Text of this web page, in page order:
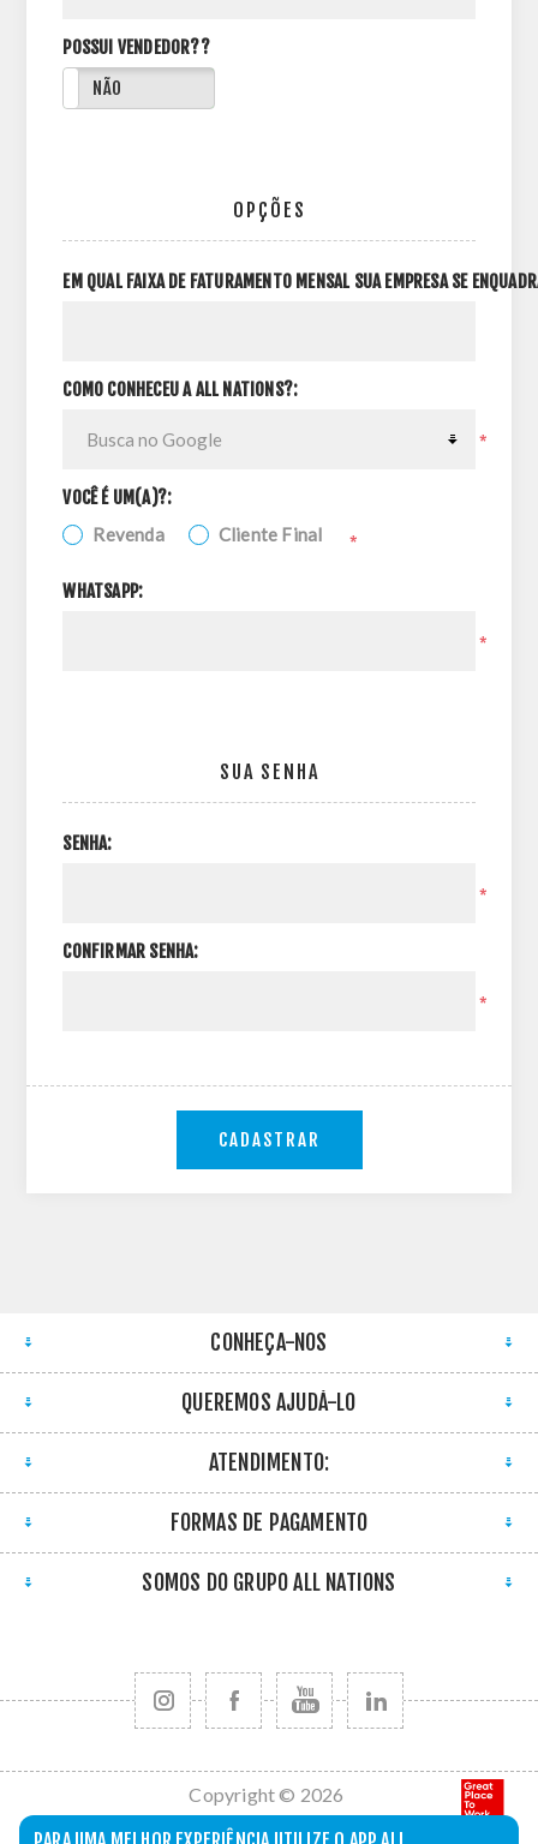
POSSUI VENDEDOR??
NÃO
OPÇÕES
EM QUAL FAIXA DE FATURAMENTO MENSAL SUA EMPRESA SE
COMO CONHECEU A ALL NATIONS?:
*
VOCÊ É UM(A)?:
Revenda Cliente Final *
WHATSAPP:
*
SUA SENHA
SENHA:
*
CONFIRMAR SENHA:
*
CADASTRAR
CONHEÇA-NOS
QUEREMOS AJUDÁ-LO
ATENDIMENTO:
FORMAS DE PAGAMENTO
SOMOS DO GRUPO ALL NATIONS
Copyright © 2026
All Nations. Todos